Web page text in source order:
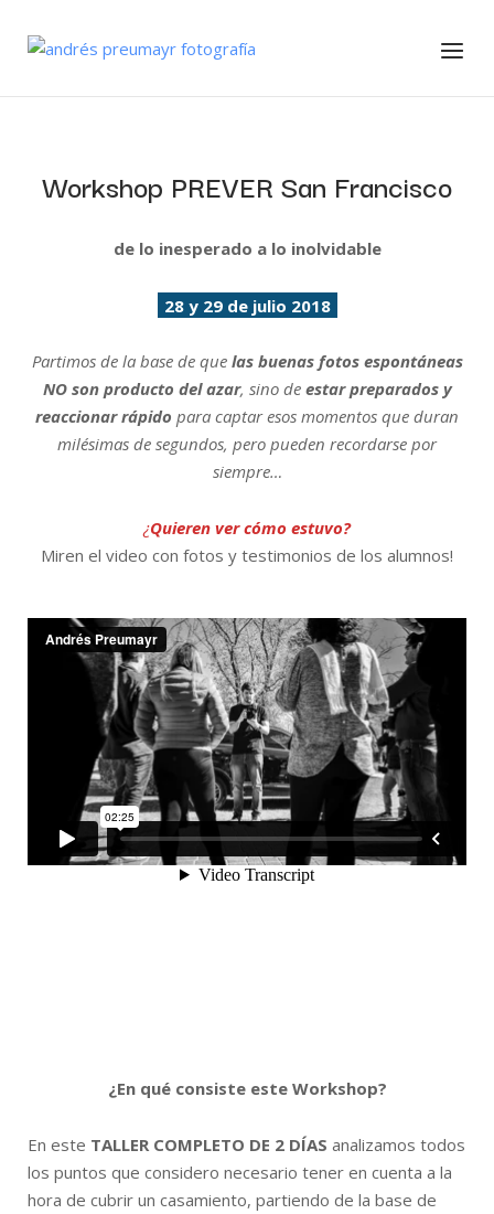
Home Menu
Workshop PREVER San Francisco
de lo inesperado a lo inolvidable
28 y 29 de julio 2018
Partimos de la base de que las buenas fotos espontáneas
NO son producto del azar, sino de estar preparados y
reaccionar rápido para captar esos momentos que duran
milésimas de segundos, pero pueden recordarse por
siempre…
​¿Quieren ver cómo estuvo?
Miren el video con fotos y testimonios de los alumnos!
¿En qué consiste este Workshop?
​En este TALLER COMPLETO DE 2 DÍAS analizamos todos
los puntos que considero necesario tener en cuenta a la
hora de cubrir un casamiento, partiendo de la base de